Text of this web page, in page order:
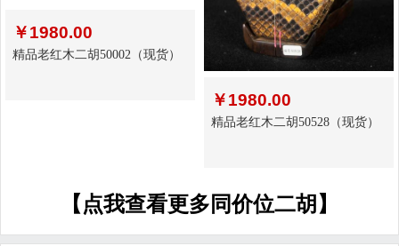
￥1980.00
精品老红木二胡50002（现货）
￥1980.00
精品老红木二胡50528（现货）
【点我查看更多同价位二胡】